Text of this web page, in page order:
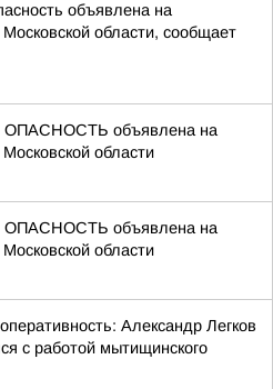
объявлена на
области, сообщает
объявлена на
области
объявлена на
области
Александр Легков
с работой мытищинского